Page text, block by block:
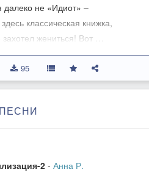
не «Идиот» –
классическая книжка,
жениться! Вот …
них сынок родился – Мишка,
как же записать.
– огорчалась мать …
находчивый отец, –
95
2 - Анна Р.